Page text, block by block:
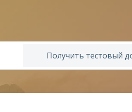
Получить тестовый